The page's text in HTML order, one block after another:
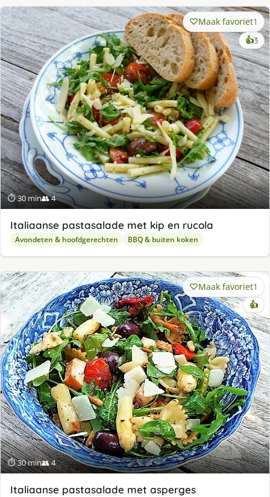
⏱ 30 min👥 4
Maak favoriet1
👍3
Italiaanse pastasalade met kip en rucola
Avondeten & hoofdgerechten BBQ & buiten koken
⏱ 30 min👥 4
Maak favoriet1
👍
Italiaanse pastasalade met asperges